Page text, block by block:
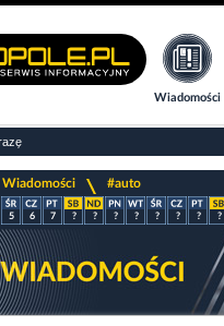
Wiadomości
Wiadomości
>
#auto
5 6 7 ? ? ? ? ? ? ? ?